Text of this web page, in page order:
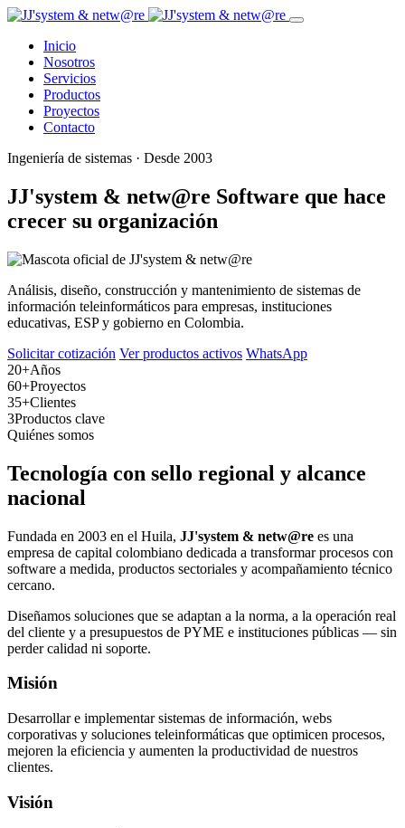
Inicio
Nosotros
Servicios
Productos
Proyectos
Contacto
Ingeniería de sistemas · Desde 2003
JJ'system & netw@re Software que hace
crecer su organización
Análisis, diseño, construcción y mantenimiento de sistemas de
información teleinformáticos para empresas, instituciones
educativas, ESP y gobierno en Colombia.
Solicitar cotización Ver productos activos WhatsApp
20+Años
60+Proyectos
35+Clientes
3Productos clave
Quiénes somos
Tecnología con sello regional y alcance
nacional
Fundada en 2003 en el Huila, JJ'system & netw@re es una
empresa de capital colombiano dedicada a transformar procesos con
software a medida, productos sectoriales y acompañamiento técnico
cercano.
Diseñamos soluciones que se adaptan a la norma, a la operación real
del cliente y a presupuestos de PYME e instituciones públicas — sin
perder calidad ni soporte.
Misión
Desarrollar e implementar sistemas de información, webs
corporativas y soluciones teleinformáticas que optimicen procesos,
mejoren la eficiencia y aumenten la productividad de nuestros
clientes.
Visión